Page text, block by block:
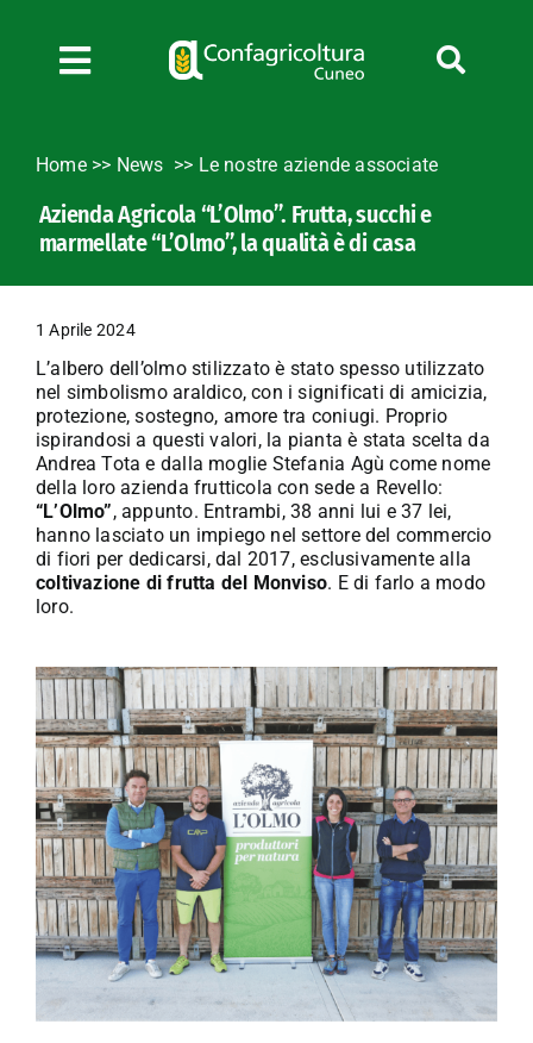
contenuto
Toggle
News
L’Agricoltore cuneese
Fotogallery
Lavora con noi
Contatti
Home>> News Le nostre aziende associate
Azienda Agricola “L’Olmo”. Frutta, succhi e
marmellate “L’Olmo”, la qualità è di casa
1 Aprile 2024
L’albero dell’olmo stilizzato è stato spesso utilizzato
nel simbolismo araldico, con i significati di amicizia,
protezione, sostegno, amore tra coniugi. Proprio
ispirandosi a questi valori, la pianta è stata scelta da
Andrea Tota e dalla moglie Stefania Agù come nome
della loro azienda frutticola con sede a Revello:
“L’Olmo”, appunto. Entrambi, 38 anni lui e 37 lei,
hanno lasciato un impiego nel settore del commercio
di fiori per dedicarsi, dal 2017, esclusivamente alla
coltivazione di frutta del Monviso. E di farlo a modo
loro.